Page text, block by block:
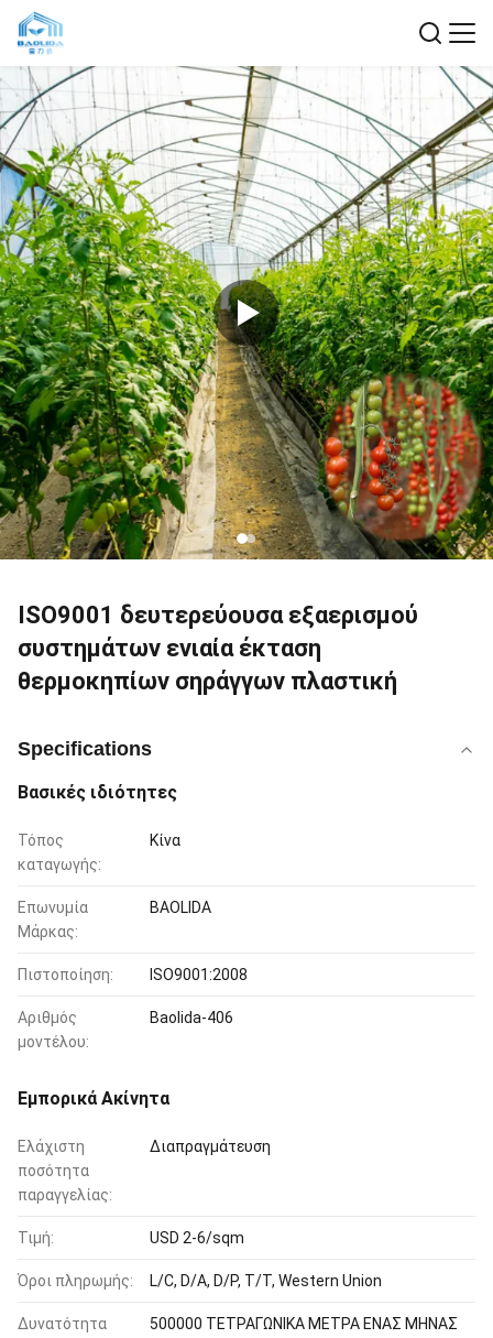
ISO9001 δευτερεύουσα εξαερισμού
συστημάτων ενιαία έκταση
θερμοκηπίων σηράγγων πλαστική
Specifications
Βασικές ιδιότητες
Τόπος
καταγωγής:
Κίνα
Επωνυμία
Μάρκας:
BAOLIDA
Πιστοποίηση: ISO9001:2008
Αριθμός
μοντέλου:
Baolida-406
Εμπορικά Ακίνητα
Ελάχιστη
ποσότητα
παραγγελίας:
Διαπραγμάτευση
Τιμή: USD 2-6/sqm
Όροι πληρωμής: L/C, D/A, D/P, T/T, Western Union
Δυνατότητα
500000 ΤΕΤΡΑΓΩΝΙΚΑ ΜΕΤΡΑ ΕΝΑΣ ΜΗΝΑΣ